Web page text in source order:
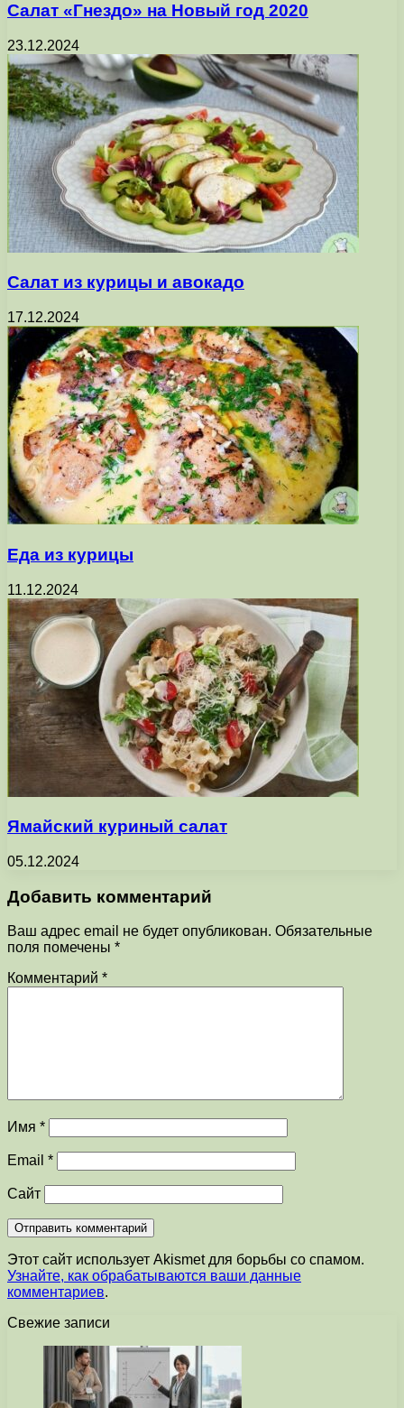
Салат «Гнездо» на Новый год 2020
23.12.2024
Салат из курицы и авокадо
17.12.2024
Еда из курицы
11.12.2024
Ямайский куриный салат
05.12.2024
Добавить комментарий
Ваш адрес email не будет опубликован. Обязательные
поля помечены *
Комментарий *
Имя *
Email *
Сайт
Этот сайт использует Akismet для борьбы со спамом.
Узнайте, как обрабатываются ваши данные
комментариев.
Свежие записи